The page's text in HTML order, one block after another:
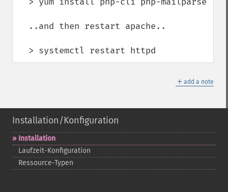
  > systemctl restart httpd
＋ add a note
Installation/Konfiguration
Installation
Laufzeit-​Konfiguration
Ressource-​Typen